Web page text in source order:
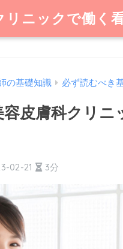
リニックで働く
の基礎知識 必ず読むべき
容皮膚科クリ
02-21 3分